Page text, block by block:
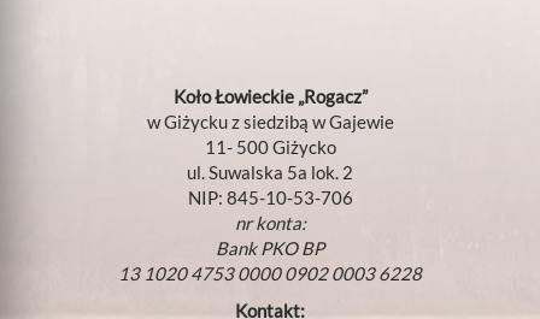
Koło Łowieckie „Rogacz”
w Giżycku z siedzibą w Gajewie
11- 500 Giżycko
ul. Suwalska 5a lok. 2
NIP: 845-10-53-706
nr konta:
Bank PKO BP
13 1020 4753 0000 0902 0003 6228
Kontakt: